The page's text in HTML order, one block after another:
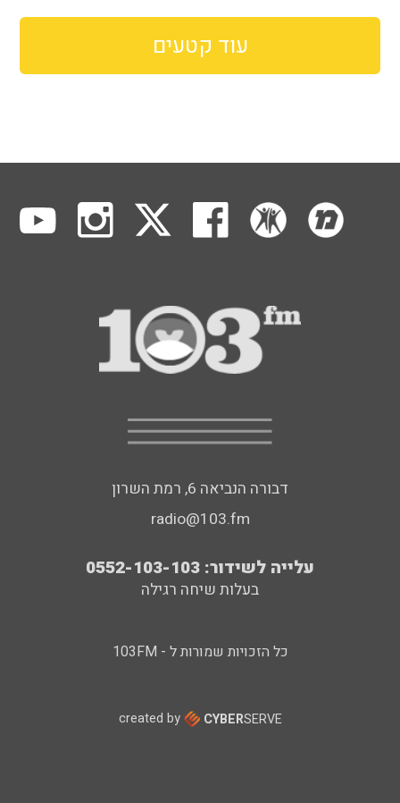
עוד קטעים
דבורה הנביאה 6, רמת השרון
radio@103.fm
עלייה לשידור: 0552-103-103
בעלות שיחה רגילה
כל הזכויות שמורות ל - 103FM
created by CYBERSERVE